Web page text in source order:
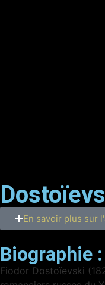
En savoir plus sur
Biographie :
Fiodor Dostoïevski